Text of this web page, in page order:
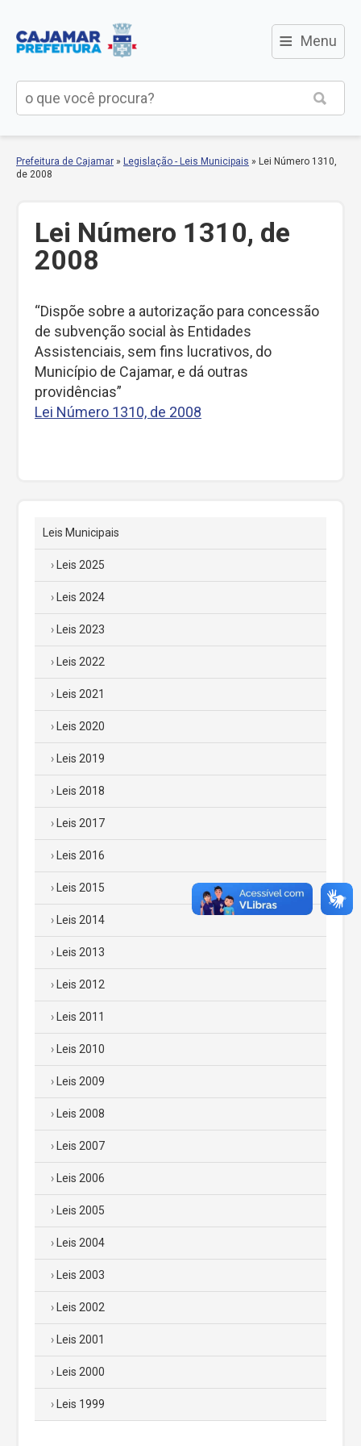
≡ Menu
Prefeitura de Cajamar » Legislação - Leis Municipais » Lei Número 1310,
de 2008
Lei Número 1310, de
2008
“Dispõe sobre a autorização para concessão
de subvenção social às Entidades
Assistenciais, sem fins lucrativos, do
Município de Cajamar, e dá outras
providências”
Lei Número 1310, de 2008
Leis Municipais
Leis 2025
Leis 2024
Leis 2023
Leis 2022
Leis 2021
Leis 2020
Leis 2019
Leis 2018
Leis 2017
Leis 2016
Leis 2015
Leis 2014
Leis 2013
Leis 2012
Leis 2011
Leis 2010
Leis 2009
Leis 2008
Leis 2007
Leis 2006
Leis 2005
Leis 2004
Leis 2003
Leis 2002
Leis 2001
Leis 2000
Leis 1999